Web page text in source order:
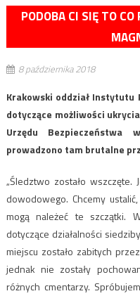
PODOBA CI SIĘ TO
8 października 2018
Krakowski oddział Instytutu
dotyczące możliwości
Urzędu
prowadzono tam brutalne
„Śledztwo zostało wszczęte.
dowodowego. Chcemy
mogą należeć te szczątki.
dotyczące działalności
miejscu zostało zabitych
jednak nie zostały
różnych cmentarzy.